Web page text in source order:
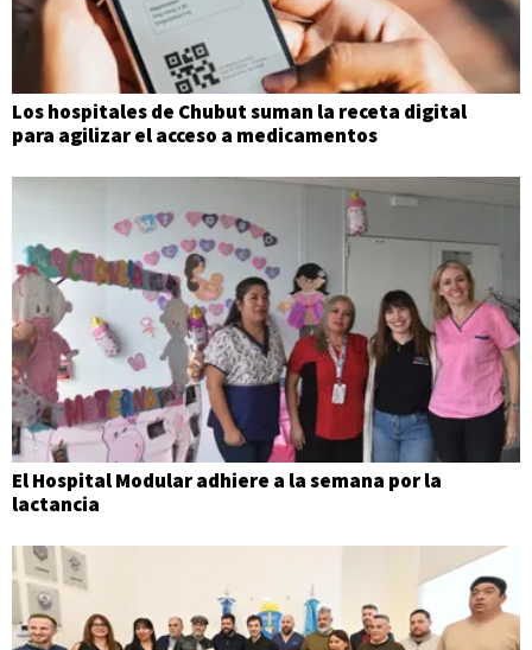
Los hospitales de Chubut suman la receta digital
para agilizar el acceso a medicamentos
El Hospital Modular adhiere a la semana por la
lactancia